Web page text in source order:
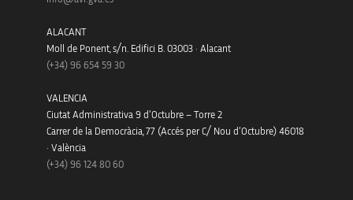
ALACANT
Moll de Ponent, s/n. Edifici B. 03003 · Alacant
(+34) 96 654 59 30
VALENCIA
Ciutat Administrativa 9 d’Octubre – Torre 2
Carrer de la Democràcia, 77 (Accés per C/ Nou d’Octubre) 46018
· València
(+34) 96 124 80 60